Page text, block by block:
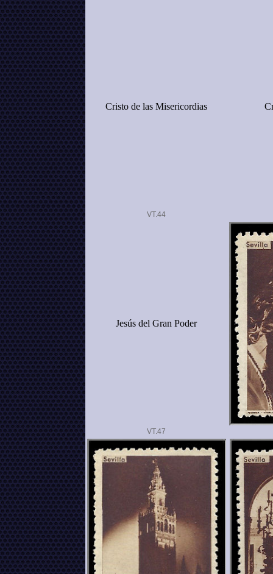
Cristo de las Misericordias
VT.
Jesús del Gran Poder
VT.